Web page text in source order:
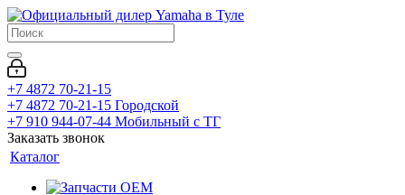
+7 4872 70-21-15
+7 4872 70-21-15 Городской
+7 910 944-07-44 Мобильный с ТГ
Заказать звонок
Каталог